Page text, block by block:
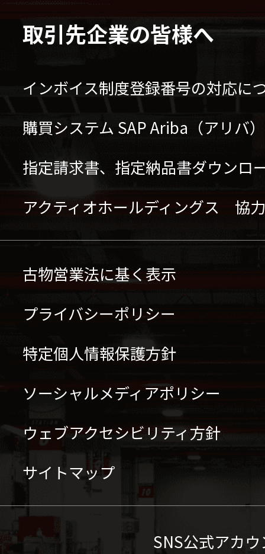
取引先企業の皆様へ
インボイス制度登録番号の対応に
購買システム SAP Ariba（アリバ
指定請求書、指定納品書ダウンロ
アクティオホールディングス 協
古物営業法に基く表示
プライバシーポリシー
特定個人情報保護方針
ソーシャルメディアポリシー
ウェブアクセシビリティ方針
サイトマップ
SNS公式アカ